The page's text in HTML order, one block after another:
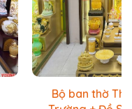
Bộ ban thờ